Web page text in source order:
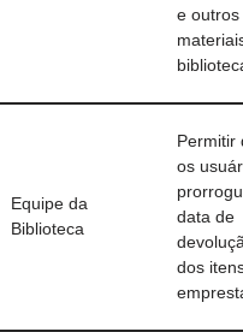
e outros
Equipe da
Biblioteca
Permitir
os
data de
dos